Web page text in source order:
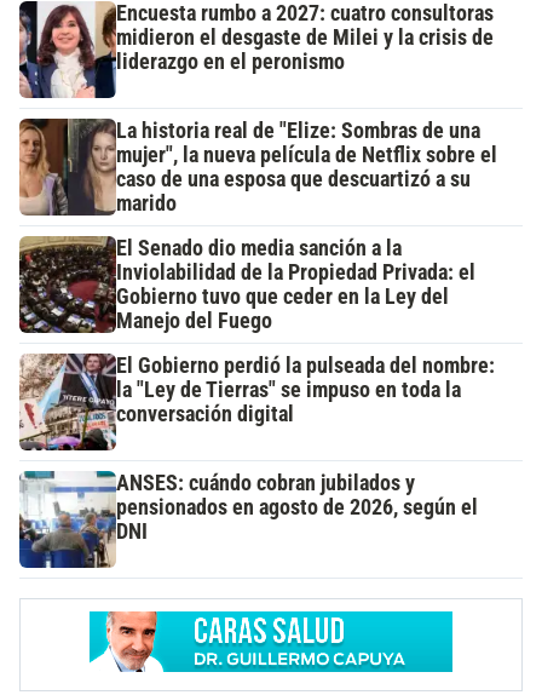
Encuesta rumbo a 2027: cuatro consultoras
midieron el desgaste de Milei y la crisis de
liderazgo en el peronismo
La historia real de "Elize: Sombras de una
mujer", la nueva película de Netflix sobre el
caso de una esposa que descuartizó a su
marido
El Senado dio media sanción a la
Inviolabilidad de la Propiedad Privada: el
Gobierno tuvo que ceder en la Ley del
Manejo del Fuego
El Gobierno perdió la pulseada del nombre:
la "Ley de Tierras" se impuso en toda la
conversación digital
ANSES: cuándo cobran jubilados y
pensionados en agosto de 2026, según el
DNI